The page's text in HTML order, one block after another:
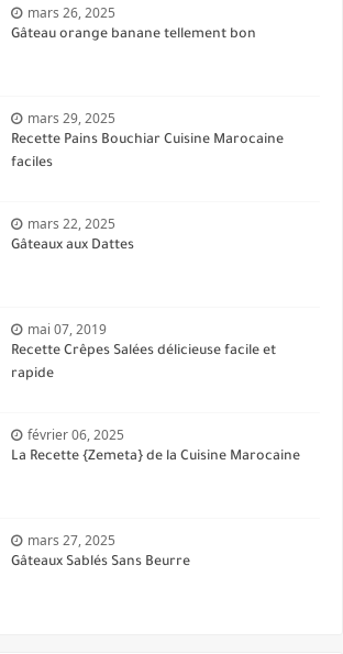
mars 26, 2025
Gâteau orange banane tellement bon
mars 29, 2025
Recette Pains Bouchiar Cuisine Marocaine
faciles
mars 22, 2025
Gâteaux aux Dattes
mai 07, 2019
Recette Crêpes Salées délicieuse facile et
rapide
février 06, 2025
La Recette {Zemeta} de la Cuisine Marocaine
mars 27, 2025
Gâteaux Sablés Sans Beurre